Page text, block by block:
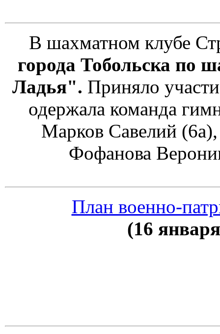
В шахматном клубе
города Тобольска по
Ладья". Приняло
одержала команда
Марков Савелий
Фофанова
План военно-
(16